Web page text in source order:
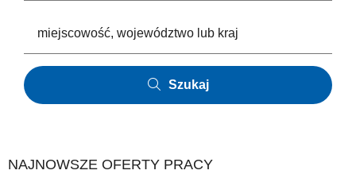
Szukaj
NAJNOWSZE OFERTY PRACY